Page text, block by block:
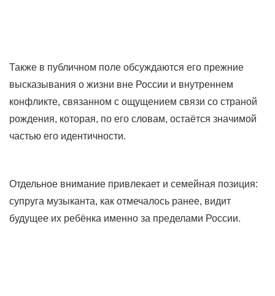
Также в публичном поле обсуждаются его прежние
высказывания о жизни вне России и внутреннем
конфликте, связанном с ощущением связи со страной
рождения, которая, по его словам, остаётся значимой
частью его идентичности.
Отдельное внимание привлекает и семейная позиция:
супруга музыканта, как отмечалось ранее, видит
будущее их ребёнка именно за пределами России.